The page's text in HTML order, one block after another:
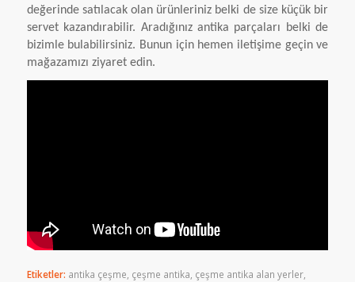
değerinde satılacak olan ürünleriniz belki de size küçük bir
servet kazandırabilir. Aradığınız antika parçaları belki de
bizimle bulabilirsiniz. Bunun için hemen iletişime geçin ve
mağazamızı ziyaret edin.
Etiketler: antika çeşme, çeşme antika, çeşme antika alan yerler,